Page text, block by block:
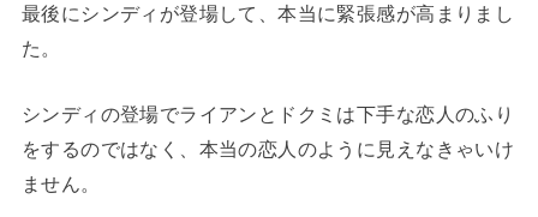
最後にシンディが登場して、本当に緊張感が高まりまし
た。
シンディの登場でライアンとドクミは下手な恋人のふり
をするのではなく、本当の恋人のように見えなきゃいけ
ません。